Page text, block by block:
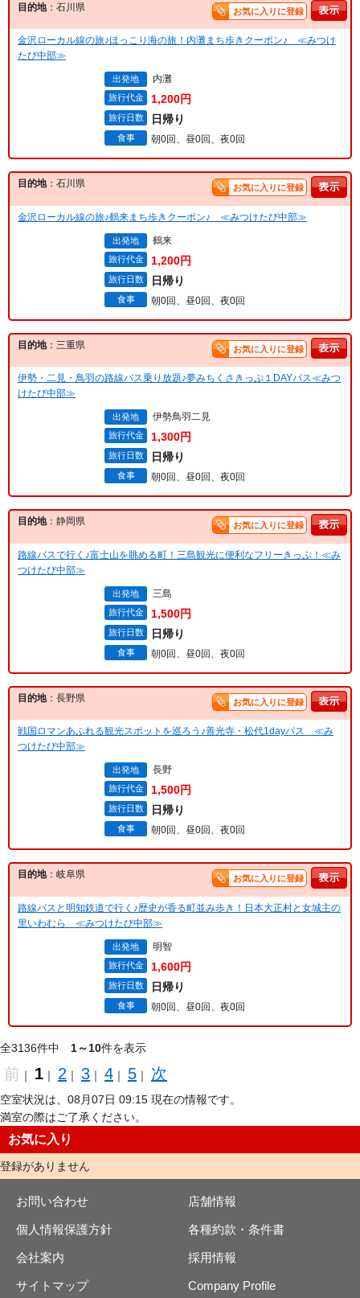
目的地：石川県 お気に入りに登録
金沢ローカル線の旅♪ほっこり海の旅！内灘まち歩きクーポン♪ ≪みつけ
たび中部≫
出発地 内灘
旅行代金 1,200円
旅行日数 日帰り
食事 朝0回、昼0回、夜0回
目的地：石川県 お気に入りに登録
金沢ローカル線の旅♪鶴来まち歩きクーポン♪ ≪みつけたび中部≫
出発地 鶴来
旅行代金 1,200円
旅行日数 日帰り
食事 朝0回、昼0回、夜0回
目的地：三重県 お気に入りに登録
伊勢・二見・鳥羽の路線バス乗り放題♪夢みちくさきっぷ１DAYパス≪みつ
けたび中部≫
出発地 伊勢鳥羽二見
旅行代金 1,300円
旅行日数 日帰り
食事 朝0回、昼0回、夜0回
目的地：静岡県 お気に入りに登録
路線バスで行く♪富士山を眺める町！三島観光に便利なフリーきっぷ！≪み
つけたび中部≫
出発地 三島
旅行代金 1,500円
旅行日数 日帰り
食事 朝0回、昼0回、夜0回
目的地：長野県 お気に入りに登録
戦国ロマンあふれる観光スポットを巡ろう♪善光寺・松代1dayパス ≪み
つけたび中部≫
出発地 長野
旅行代金 1,500円
旅行日数 日帰り
食事 朝0回、昼0回、夜0回
目的地：岐阜県 お気に入りに登録
路線バスと明知鉄道で行く♪歴史が香る町並み歩き！日本大正村と女城主の
里いわむら ≪みつけたび中部≫
出発地 明智
旅行代金 1,600円
旅行日数 日帰り
食事 朝0回、昼0回、夜0回
全3136件中 1～10件を表示
前 ｜ 1 ｜ 2 ｜ 3 ｜ 4 ｜ 5 ｜ 次
空室状況は、08月07日 09:15 現在の情報です。
満室の際はご了承ください。
お気に入り
登録がありません
お問い合わせ 店舗情報
個人情報保護方針 各種約款・条件書
会社案内 採用情報
サイトマップ Company Profile